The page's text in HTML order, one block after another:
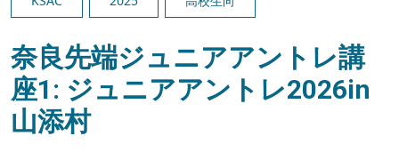
奈良先端ジュニアアントレ講
座1: ジュニアアントレ2026in
山添村